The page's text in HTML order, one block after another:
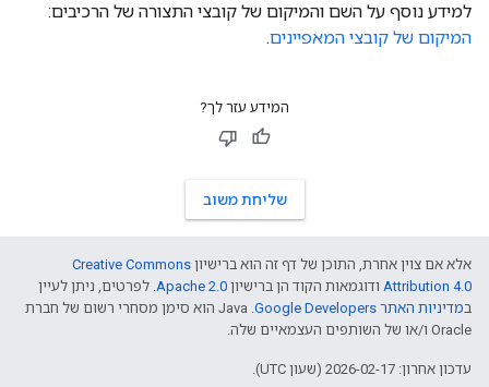
למידע נוסף על השם והמיקום של קובצי התצורה של הרכיבים:
המיקום של קובצי המאפיינים.
המידע עזר לך?
שליחת משוב
אלא אם צוין אחרת, התוכן של דף זה הוא ברישיון Creative Commons
Attribution 4.0 ודוגמאות הקוד הן ברישיון Apache 2.0. לפרטים, ניתן לעיין
במדיניות האתר Google Developers‏
.‏ Java הוא סימן מסחרי רשום של חברת
Oracle ו/או של השותפים העצמאיים שלה.
עדכון אחרון: 2026-02-17 (שעון UTC).